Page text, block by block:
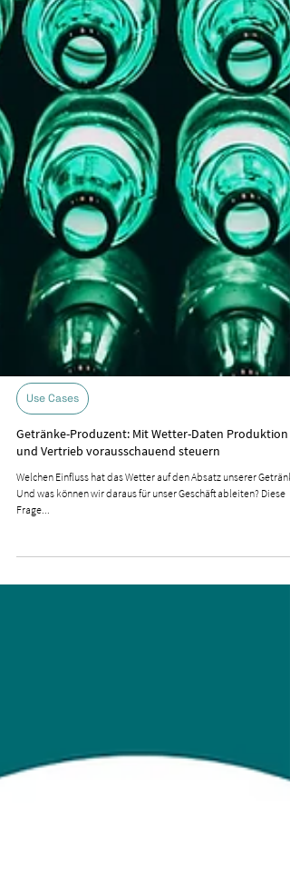
Use Cases
Getränke-Produzent: Mit Wetter-Daten Produktion
und Vertrieb vorausschauend steuern
Frage...